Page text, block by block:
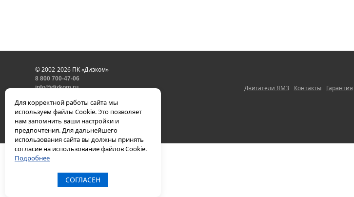
© 2002-2026 ПК «Дизком»
8 800 700-47-06
info@dizkom.ru
Двигатели ЯМЗ Контакты Гарантия
Для корректной работы сайта мы
используем файлы Cookie. Это позволяет
нам запомнить ваши настройки и
предпочтения. Для дальнейшего
использования сайта вы должны принять
согласие на использование файлов Cookie.
Подробнее
СОГЛАСЕН